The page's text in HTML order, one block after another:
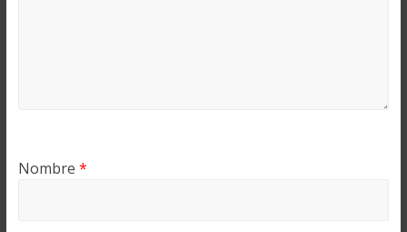
Nombre *